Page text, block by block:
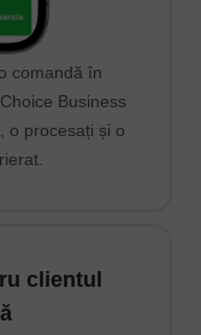
comandă în
Business
o procesați și o
clientul